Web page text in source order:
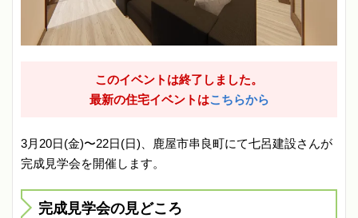
このイベントは終了しました。
最新の住宅イベントはこちらから
3月20日(金)〜22日(日)、鹿屋市串良町にて七呂建設さんが
完成見学会を開催します。
完成見学会の見どころ